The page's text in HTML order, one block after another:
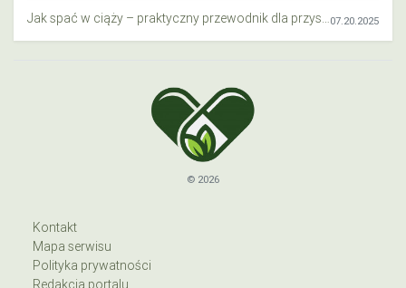
Jak spać w ciąży – praktyczny przewodnik dla przyszłych mam07.20.2025
© 2026
Kontakt
Mapa serwisu
Polityka prywatności
Redakcja portalu